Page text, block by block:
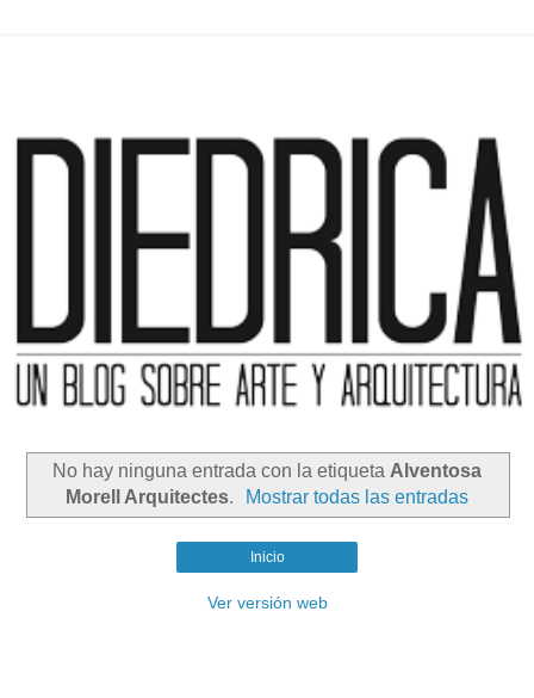
No hay ninguna entrada con la etiqueta Alventosa
Morell Arquitectes. Mostrar todas las entradas
Inicio
Ver versión web